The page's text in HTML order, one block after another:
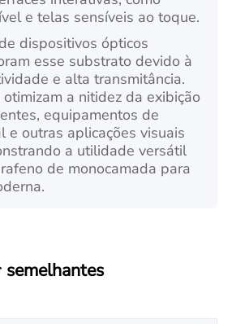
e telas sensíveis ao toque.
dispositivos ópticos
esse substrato devido à
e alta transmitância.
a nitidez da exibição
equipamentos de
e outras aplicações visuais
a utilidade versátil
de monocamada para